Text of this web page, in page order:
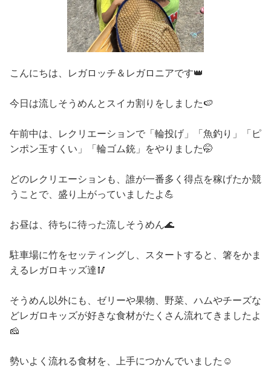
こんにちは、レガロッチ＆レガロニアです👑
今日は流しそうめんとスイカ割りをしました🍉
午前中は、レクリエーションで「輪投げ」「魚釣り」「ピ
ンポン玉すくい」「輪ゴム銃」をやりました🤭
どのレクリエーションも、誰が一番多く得点を稼げたか競
うことで、盛り上がっていましたよ💪
お昼は、待ちに待った流しそうめん🌊
駐車場に竹をセッティングし、スタートすると、箸をかま
えるレガロキッズ達🥢
そうめん以外にも、ゼリーや果物、野菜、ハムやチーズな
どレガロキッズが好きな食材がたくさん流れてきましたよ
🧀
勢いよく流れる食材を、上手につかんでいました☺